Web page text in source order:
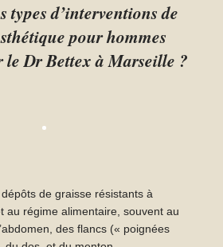
types d’interventions de
pour hommes
le Dr Bettex à Marseille ?
dépôts de graisse résistants à
au régime alimentaire, souvent au
des flancs (« poignées